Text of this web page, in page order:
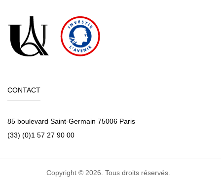
CONTACT
85 boulevard Saint-Germain 75006 Paris
(33) (0)1 57 27 90 00
Copyright © 2026. Tous droits réservés.